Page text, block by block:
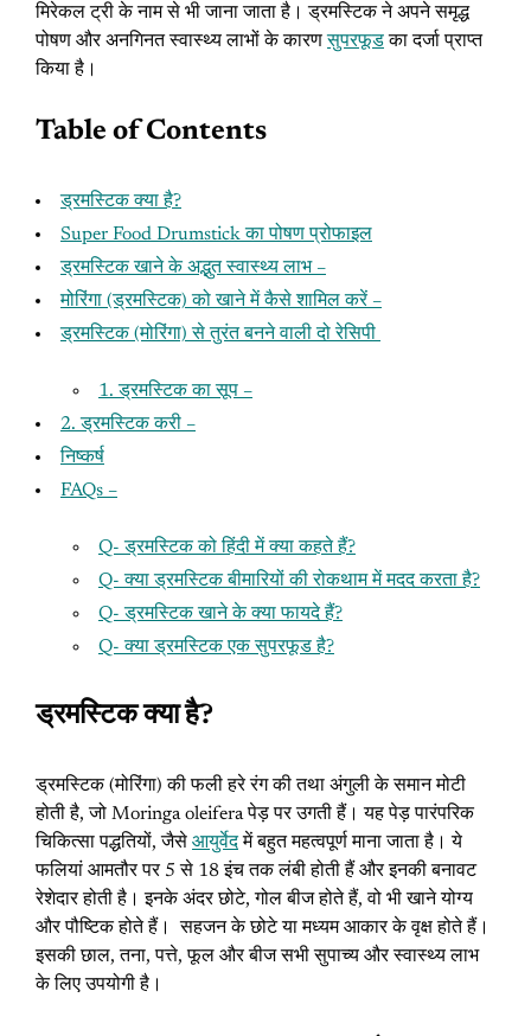
मिरेकल ट्री के नाम से भी जाना जाता है। ड्रमस्टिक ने अपने समृद्ध
पोषण और अनगिनत स्वास्थ्य लाभों के कारणसुपरफूडका दर्जा प्राप्त
किया है।
Table of Contents
ड्रमस्टिक क्या है?
Super Food Drumstick का पोषण प्रोफाइल
ड्रमस्टिक खाने के अद्भुत स्वास्थ्य लाभ –
मोरिंगा (ड्रमस्टिक) को खाने में कैसे शामिल करें –
ड्रमस्टिक (मोरिंगा) से तुरंत बनने वाली दो रेसिपी
1. ड्रमस्टिक का सूप –
2. ड्रमस्टिक करी –
निष्कर्ष
FAQs –
Q- ड्रमस्टिक को हिंदी में क्या कहते हैं?
Q- क्या ड्रमस्टिक बीमारियों की रोकथाम में मदद करता है?
Q- ड्रमस्टिक खाने के क्या फायदे हैं?
Q- क्या ड्रमस्टिक एक सुपरफूड है?
ड्रमस्टिक क्या है?
ड्रमस्टिक (मोरिंगा) की फली हरे रंग की तथा अंगुली के समान मोटी
होती है, जो Moringa oleifera पेड़ पर उगती हैं। यह पेड़ पारंपरिक
चिकित्सा पद्धतियों, जैसे आयुर्वेदमें बहुत महत्वपूर्ण माना जाता है। ये
फलियां आमतौर पर 5 से 18 इंच तक लंबी होती हैं और इनकी बनावट
रेशेदार होती है। इनके अंदर छोटे, गोल बीज होते हैं, वो भी खाने योग्य
और पौष्टिक होते हैं। सहजन के छोटे या मध्यम आकार के वृक्ष होते हैं।
इसकी छाल, तना, पत्ते, फूल और बीज सभी सुपाच्य और स्वास्थ्य लाभ
के लिए उपयोगी है।